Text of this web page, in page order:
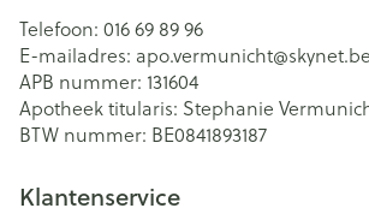
Telefoon: 016 69 89 96
E-mailadres: apo.vermunicht@skynet.be
APB nummer: 131604
Apotheek titularis: Stephanie
BTW nummer: BE0841893187
Klantenservice